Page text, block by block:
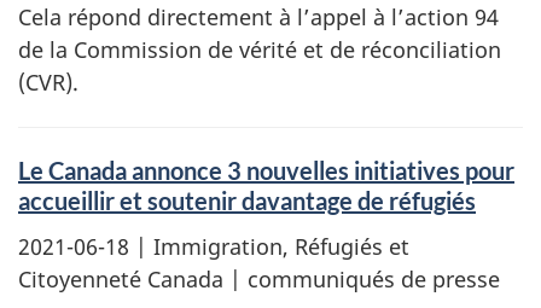
Cela répond directement à l’appel à l’action 94
de la Commission de vérité et de réconciliation
(CVR).
Le Canada annonce 3 nouvelles initiatives pour
accueillir et soutenir davantage de réfugiés
2021-06-18 | Immigration, Réfugiés et
Citoyenneté Canada | communiqués de presse